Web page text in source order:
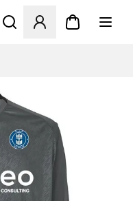
Åbner en Modal til at